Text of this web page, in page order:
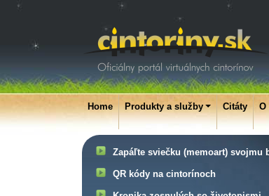
Home Produkty a služby Citáty O
Zapáľte sviečku (memoart) svojmu
QR kódy na cintorínoch